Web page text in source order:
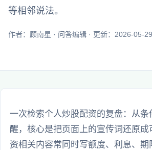
等相邻说法。
作者：顾南星 · 问答编辑 · 更新：2026-05-29
一次检索个人炒股配资的复盘：从条
醒，核心是把页面上的宣传词还原
资相关内容常同时写额度、利息、